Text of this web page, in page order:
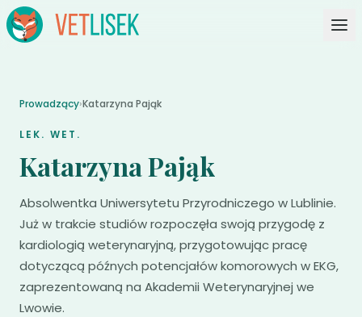
Prowadzący›Katarzyna Pająk
LEK. WET.
Katarzyna Pająk
Absolwentka Uniwersytetu Przyrodniczego w Lublinie.
Już w trakcie studiów rozpoczęła swoją przygodę z
kardiologią weterynaryjną, przygotowując pracę
dotyczącą późnych potencjałów komorowych w EKG,
zaprezentowaną na Akademii Weterynaryjnej we
Lwowie.